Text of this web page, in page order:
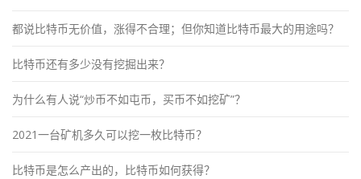
都说比特币无价值，涨得不合理；但你知道比特币最大的用途吗？
比特币还有多少没有挖掘出来？
为什么有人说“炒币不如屯币，买币不如挖矿”？
2021一台矿机多久可以挖一枚比特币？
比特币是怎么产出的，比特币如何获得？